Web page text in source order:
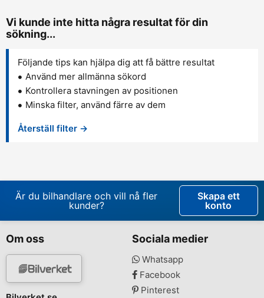
Vi kunde inte hitta några resultat för din
sökning...
Följande tips kan hjälpa dig att få bättre resultat
Använd mer allmänna sökord
Kontrollera stavningen av positionen
Minska filter, använd färre av dem
Återställ filter →
Är du bilhandlare och vill nå fler
kunder?
Skapa ett
konto
Om oss Sociala medier
Whatsapp
Facebook
Pinterest